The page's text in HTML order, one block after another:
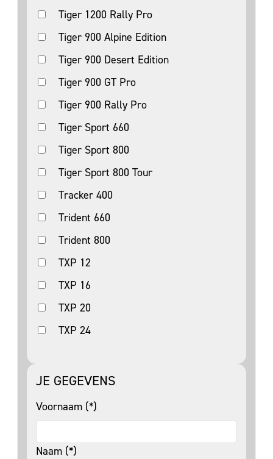
Tiger 1200 Rally Pro
Tiger 900 Alpine Edition
Tiger 900 Desert Edition
Tiger 900 GT Pro
Tiger 900 Rally Pro
Tiger Sport 660
Tiger Sport 800
Tiger Sport 800 Tour
Tracker 400
Trident 660
Trident 800
TXP 12
TXP 16
TXP 20
TXP 24
JE GEGEVENS
Voornaam (*)
Naam (*)